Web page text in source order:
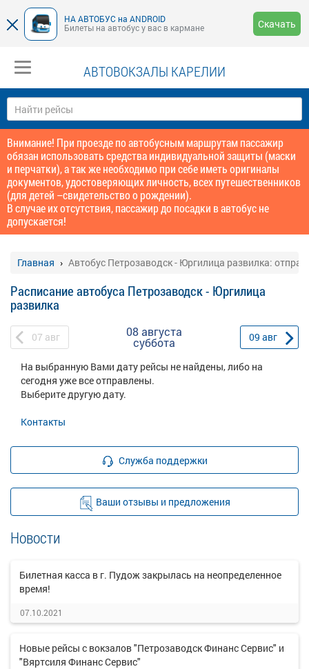
НА АВТОБУС на ANDROID
Билеты на автобус у вас в кармане
Скачать
АВТОВОКЗАЛЫ КАРЕЛИИ
Внимание! При проезде по автобусным маршрутам пассажир
обязан использовать средства индивидуальной защиты (маски
и перчатки), а так же необходимо при себе иметь оригиналы
документов, удостоверяющих личность, всех путешественников
(для детей –свидетельство о рождении).
В случае их отсутствия, пассажир до посадки в автобус не
допускается!
Главная Автобус Петрозаводск - Юргилица развилка:
Расписание автобуса Петрозаводск - Юргилица
развилка
07 авг 08 августа
суббота 09 авг
На выбранную Вами дату рейсы не найдены, либо на
сегодня уже все отправлены.
Выберите другую дату.
Контакты
Служба поддержки
Ваши отзывы и предложения
Новости
Билетная касса в г. Пудож закрылась на неопределенное
время!
07.10.2021
Новые рейсы с вокзалов "Петрозаводск Финанс Сервис" и
"Вяртсиля Финанс Сервис"